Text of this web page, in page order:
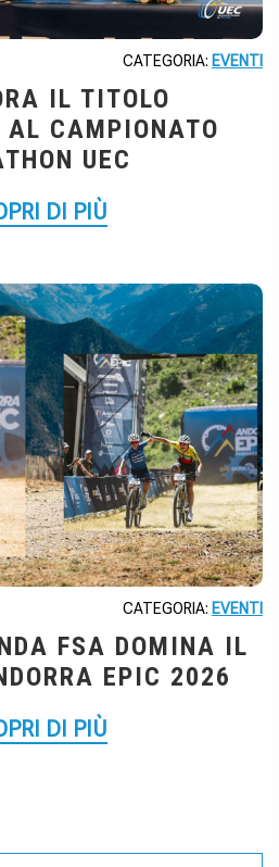
CATEGORIA: EVENTI
IL TITOLO
AL CAMPIONATO
UEC
DI PIÙ
CATEGORIA: EVENTI
FSA DOMINA IL
EPIC 2026
DI PIÙ